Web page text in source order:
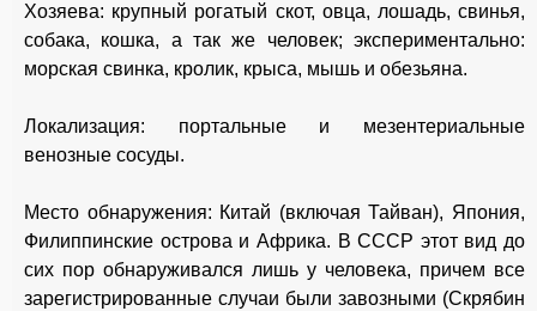
Хозяева: крупный рогатый скот, овца, лошадь, свинья,
собака, кошка, а так же человек; экспериментально:
морская свинка, кролик, крыса, мышь и обезьяна.
Локализация: портальные и мезентериальные
венозные сосуды.
Место обнаружения: Китай (включая Тайван), Япония,
Филиппинские острова и Африка. В СССР этот вид до
сих пор обнаруживался лишь у человека, причем все
зарегистрированные случаи были завозными (Скрябин